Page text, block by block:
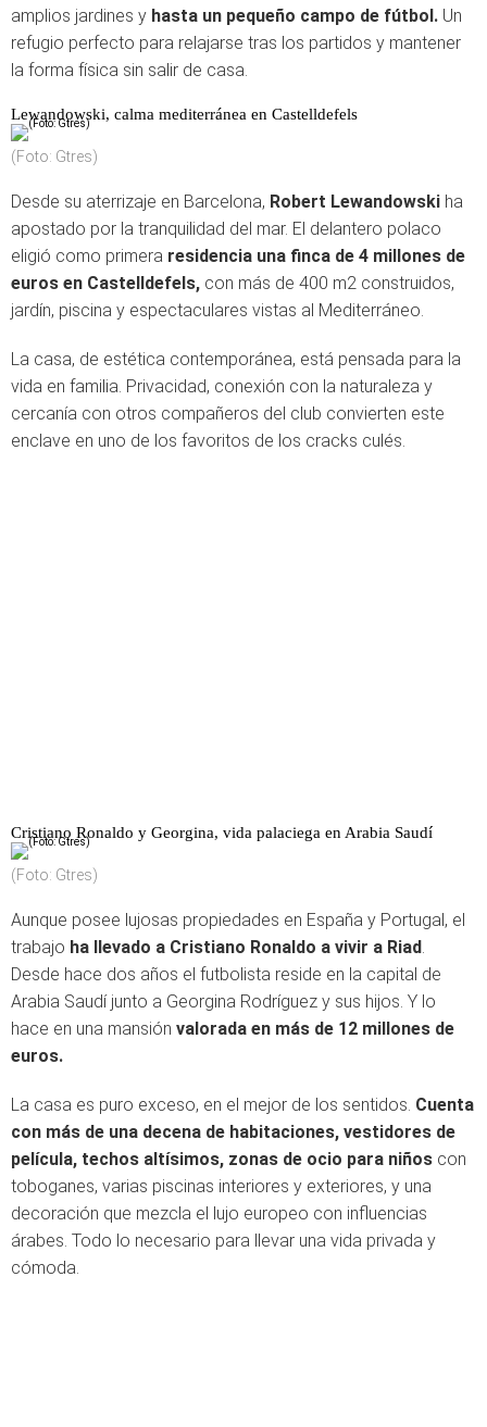
amplios jardines y hasta un pequeño campo de fútbol. Un
refugio perfecto para relajarse tras los partidos y mantener
la forma física sin salir de casa.
Lewandowski, calma mediterránea en Castelldefels
(Foto: Gtres)
Desde su aterrizaje en Barcelona, Robert Lewandowski ha
apostado por la tranquilidad del mar. El delantero polaco
eligió como primera residencia una finca de 4 millones de
euros en Castelldefels, con más de 400 m2 construidos,
jardín, piscina y espectaculares vistas al Mediterráneo.
La casa, de estética contemporánea, está pensada para la
vida en familia. Privacidad, conexión con la naturaleza y
cercanía con otros compañeros del club convierten este
enclave en uno de los favoritos de los cracks culés.
Cristiano Ronaldo y Georgina, vida palaciega en Arabia Saudí
(Foto: Gtres)
Aunque posee lujosas propiedades en España y Portugal, el
trabajo ha llevado a Cristiano Ronaldo a vivir a Riad.
Desde hace dos años el futbolista reside en la capital de
Arabia Saudí junto a Georgina Rodríguez y sus hijos. Y lo
hace en una mansión valorada en más de 12 millones de
euros.
La casa es puro exceso, en el mejor de los sentidos. Cuenta
con más de una decena de habitaciones, vestidores de
película, techos altísimos, zonas de ocio para niños con
toboganes, varias piscinas interiores y exteriores, y una
decoración que mezcla el lujo europeo con influencias
árabes. Todo lo necesario para llevar una vida privada y
cómoda.